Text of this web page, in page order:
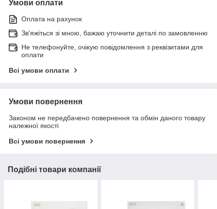
Умови оплати
Оплата на рахунок
Зв'яжіться зі мною, бажаю уточнити деталі по замовленню
Не телефонуйте, очікую повідомлення з реквізитами для
оплати
Всі умови оплати
Умови повернення
Законом не передбачено повернення та обмін даного товару
належної якості
Всі умови повернення
Подібні товари компанії